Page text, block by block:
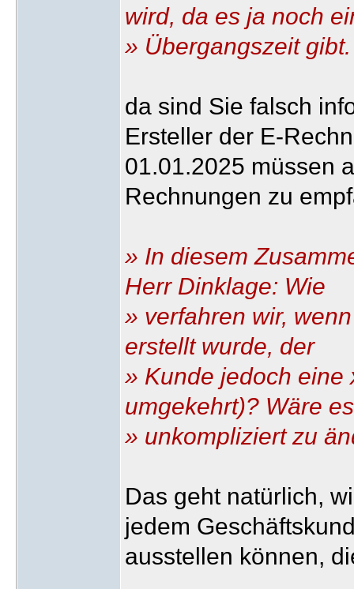
wird, da es ja noch
» Übergangszeit gibt.
da sind Sie falsch
Ersteller der E-
01.01.2025 müssen
Rechnungen zu
» In diesem
Herr Dinklage: Wie
» verfahren wir,
erstellt wurde, der
» Kunde jedoch eine
umgekehrt)? Wäre
» unkompliziert zu
Das geht natürlich,
jedem
ausstellen können,